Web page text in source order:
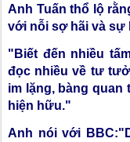
Anh Tuấn thổ lộ
với nỗi sợ hãi và sự
"Biết đến nhiều
đọc nhiều về tư
im lặng, bàng
hiện hữu."
Anh nói với